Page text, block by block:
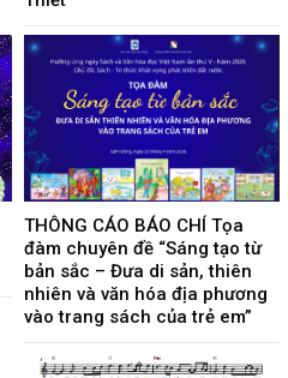
THÔNG CÁO BÁO CHÍ Tọa
đàm chuyên đề “Sáng tạo từ
bản sắc – Đưa di sản, thiên
nhiên và văn hóa địa phương
vào trang sách của trẻ em”